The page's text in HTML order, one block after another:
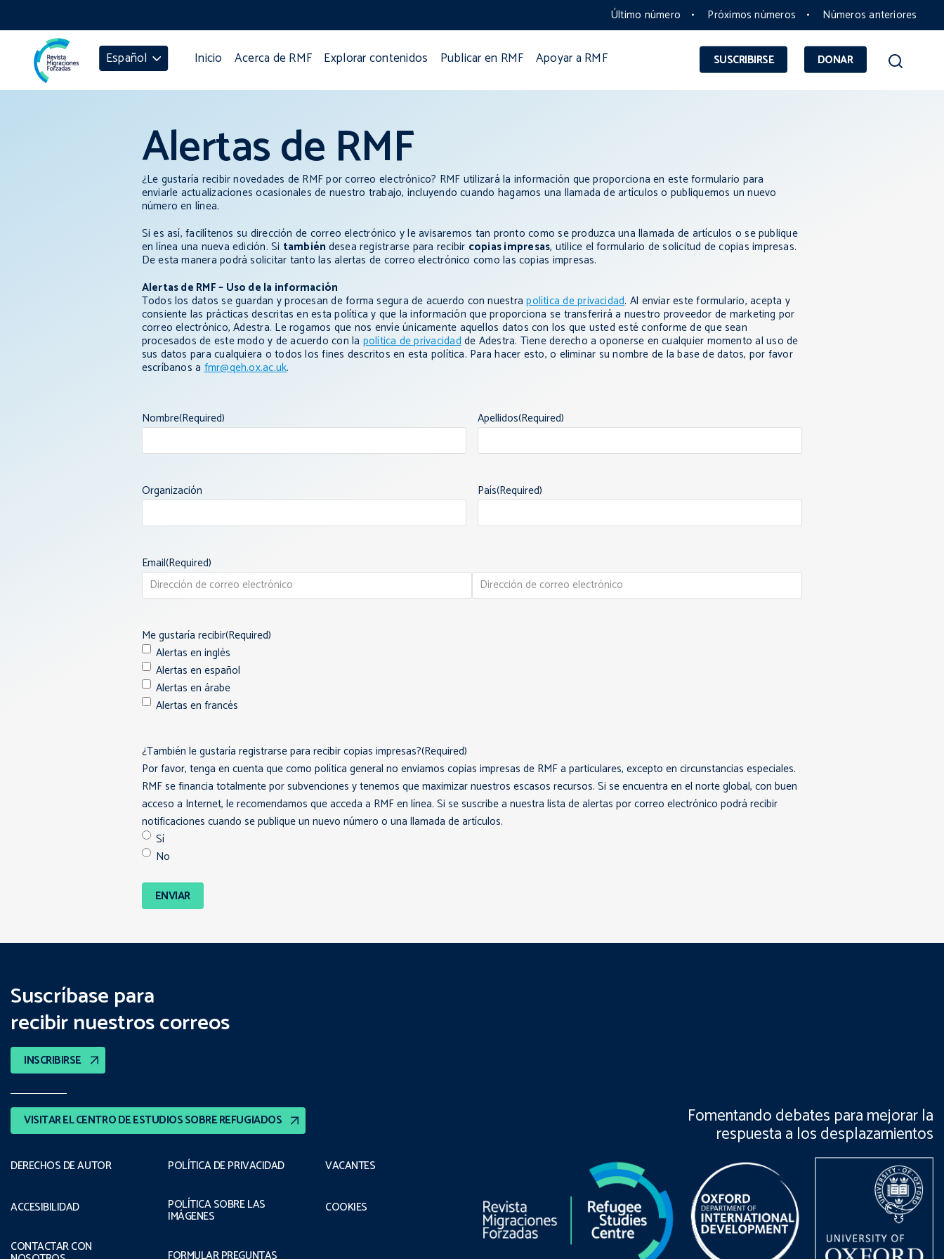
Último número Próximos números Números anteriores
SUSCRIBIRSE DONAR
Español Inicio Acerca de RMF Explorar contenidos Publicar en RMF Apoyar a RMF
Alertas de RMF
¿Le gustaría recibir novedades de RMF por correo electrónico? RMF utilizará la información que proporciona en este formulario para
enviarle actualizaciones ocasionales de nuestro trabajo, incluyendo cuando hagamos una llamada de artículos o publiquemos un nuevo
número en línea.
Si es así, facilítenos su dirección de correo electrónico y le avisaremos tan pronto como se produzca una llamada de artículos o se publique
en línea una nueva edición. Si también desea registrarse para recibir copias impresas, utilice el formulario de solicitud de copias impresas.
De esta manera podrá solicitar tanto las alertas de correo electrónico como las copias impresas.
Alertas de RMF – Uso de la información
Todos los datos se guardan y procesan de forma segura de acuerdo con nuestrapolítica de privacidad. Al enviar este formulario, acepta y
consiente las prácticas descritas en esta política y que la información que proporciona se transferirá a nuestro proveedor de marketing por
correo electrónico, Adestra. Le rogamos que nos envíe únicamente aquellos datos con los que usted esté conforme de que sean
procesados de este modo y de acuerdo con la política de privacidadde Adestra. Tiene derecho a oponerse en cualquier momento al uso de
sus datos para cualquiera o todos los fines descritos en esta política. Para hacer esto, o eliminar su nombre de la base de datos, por favor
escríbanos afmr@qeh.ox.ac.uk.
Nombre(Required) Apellidos(Required)
Organización País(Required)
Email(Required)
Me gustaría recibir(Required)
Alertas en inglés
Alertas en español
Alertas en árabe
Alertas en francés
¿También le gustaría registrarse para recibir copias impresas?(Required)
Por favor, tenga en cuenta que como política general no enviamos copias impresas de RMF a particulares, excepto en circunstancias especiales.
RMF se financia totalmente por subvenciones y tenemos que maximizar nuestros escasos recursos. Si se encuentra en el norte global, con buen
acceso a Internet, le recomendamos que acceda a RMF en línea. Si se suscribe a nuestra lista de alertas por correo electrónico podrá recibir
notificaciones cuando se publique un nuevo número o una llamada de artículos.
Sí
No
Suscríbase para
recibir nuestros correos
INSCRIBIRSE
VISITAR EL CENTRO DE ESTUDIOS SOBRE REFUGIADOS Fomentando debates para mejorar la
respuesta a los desplazamientos
DERECHOS DE AUTOR
ACCESIBILIDAD
CONTACTAR CON
POLÍTICA DE PRIVACIDAD
POLÍTICA SOBRE LAS
IMÁGENES
VACANTES
COOKIES